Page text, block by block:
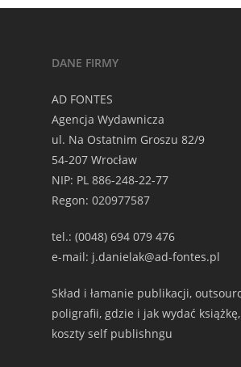
DANE FIRMY
AD FONTES
Agencja Wydawnicza
ul. Na Ostatnim Groszu 82/9
54-207 Wrocław
NIP: PL 886-248-22-77
Regon: 020977587
tel.: (0048) 694 079 476
e-mail: j.danielak@ad-fontes.pl
Skład i łamanie publikacji,
poligrafii, gdzie i jak wydać książkę,
koszty self publishngu